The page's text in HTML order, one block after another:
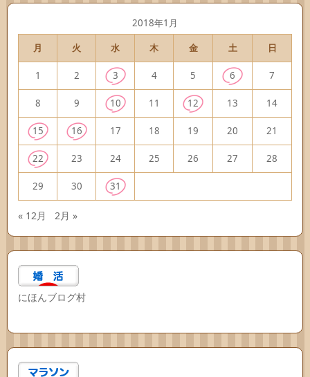
2018年1月
月
火 水 木 金 土 日
1 2 3 4 5 6 7
8 9 10 11 12 13 14
15 16 17 18 19 20 21
22 23 24 25 26 27 28
29 30 31
« 12月 2月 »
にほんブログ村